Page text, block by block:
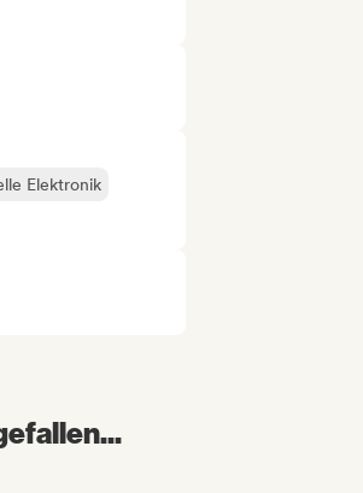
Elektronik